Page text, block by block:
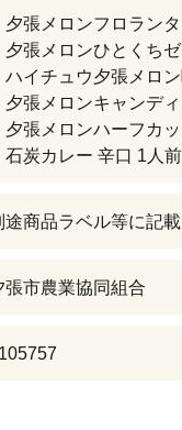
夕張メロンフロラン
夕張メロンひとくち
ハイチュウ夕張メ
夕張メロンキャンデ
夕張メロンハーフカ
石炭カレー 辛口 1人前
途商品ラベル等に記載
張市農業協同組合